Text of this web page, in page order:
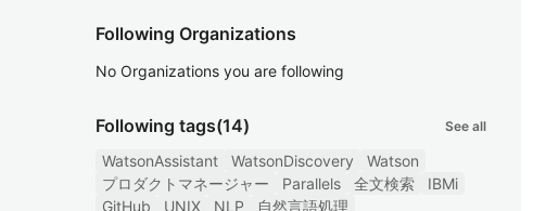
Following Organizations
No Organizations you are following
Following tags(14) See all
WatsonAssistant WatsonDiscovery
Watson
プロダクトマネージャー
Parallels 全文検索
IBMi
GitHub
UNIX NLP
自然言語処理